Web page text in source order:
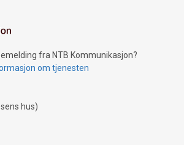
fra NTB Kommunikasjon?
om tjenesten
hus)